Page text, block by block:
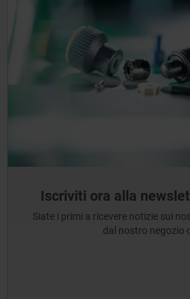
Iscriviti ora alla
Siate i primi a ricevere notizie sui
dal nostro negozio